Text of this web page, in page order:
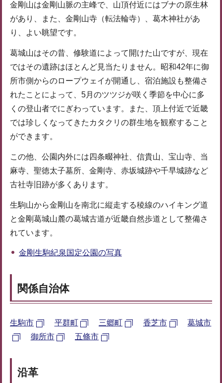
金剛山は金剛山脈の主峰で、山頂付近にはブナの原生林
があり、また、金剛山寺（転法輪寺）、葛木神社があ
り、よい眺望です。
葛城山はその昔、修験道によって開けた山ですが、現在
ではその遺跡はほとんど見当たりません。昭和42年に御
所市側からのロープウェイが開通し、宿泊施設も整備さ
れたことによって、5月のツツジが咲く季節を中心に多
くの登山者でにぎわっています。また、頂上付近で近畿
では珍しくなってきたカタクリの群生地を観察すること
ができます。
この他、公園内外には四条畷神社、信貴山、宝山寺、当
麻寺、聖徳太子墓所、金剛寺、赤坂城跡や千早城跡など
古社寺旧跡が多くあります。
生駒山から金剛山を南北に縦走する稜線のハイキング道
と金剛葛城山麓の葛城古道が近畿自然歩道として整備さ
れています。
金剛生駒紀泉国定公園の写真
関係自治体
生駒市 平群町 三郷町 香芝市
葛城市
御所市
五條市
沿革